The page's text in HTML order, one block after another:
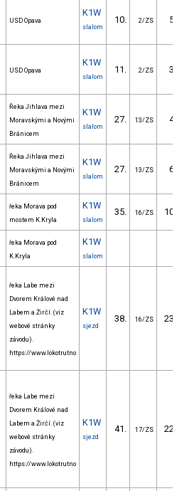
USD Opava
K1W
slalom
10. 2/ZS 59.20
USD Opava
K1W
slalom
11. 2/ZS 38.25
Řeka Jihlava mezi
Moravskými a Novými
Bránicem
K1W
slalom
27. 13/ZS 49.20
Řeka Jihlava mezi
Moravskými a Novými
Bránicem
K1W
slalom
27. 13/ZS 62.20
řeka Morava pod
mostem K.Kryla
K1W
slalom
35. 16/ZS 109.20
řeka Morava pod
K.Kryla
K1W
slalom
řeka Labe mezi
Dvorem Králové nad
Labem a Žirčí. (viz
webové stránky
závodu).
https://www.lokotrutno
K1W
sjezd
38. 16/ZS 239.64
řeka Labe mezi
Dvorem Králové nad
Labem a Žirčí. (viz
webové stránky
závodu).
https://www.lokotrutno
K1W
sjezd
41. 17/ZS 223.90